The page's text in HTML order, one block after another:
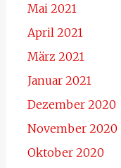
Mai 2021
April 2021
März 2021
Januar 2021
Dezember 2020
November 2020
Oktober 2020